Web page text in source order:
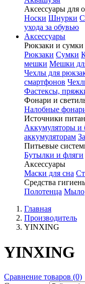
Аксессуары для
Носки Шнурки
ухода за обувью
Аксессуары
Рюкзаки и сумки
Рюкзаки Сумки
мешки Мешки
Чехлы для
смартфонов
Фастексы,
Фонари и
Налобные
Источники
Аккумуляторы и
аккумуляторам
Питьевые
Бутылки и фляги
Аксессуары
Маски для сна
Средства
Полотенца Мыло
Главная
Производитель
YINXING
YINXING
Сравнение товаров (0)